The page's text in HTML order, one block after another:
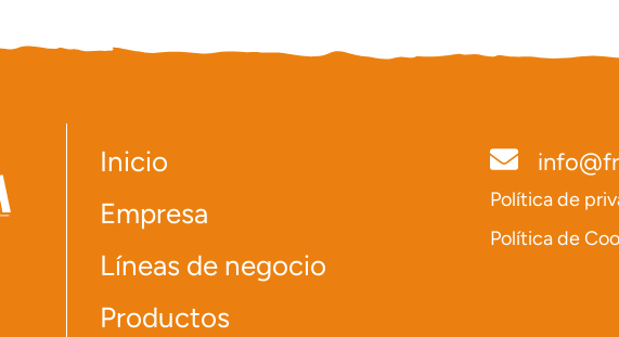
Inicio
Empresa
Líneas de negocio
Productos
Política de
Política de